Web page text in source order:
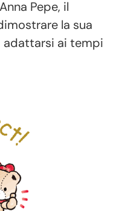
Pepe, il
la sua
ai tempi